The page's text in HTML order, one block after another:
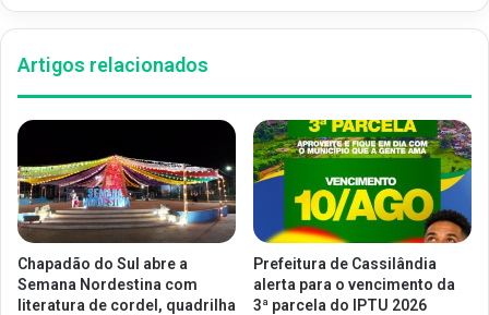
Artigos relacionados
Chapadão do Sul abre a
Semana Nordestina com
literatura de cordel, quadrilha
Prefeitura de Cassilândia
alerta para o vencimento da
3ª parcela do IPTU 2026